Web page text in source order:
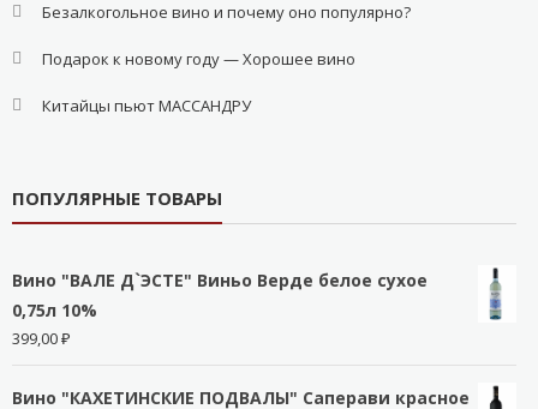
Безалкогольное вино и почему оно популярно?
Подарок к новому году — Хорошее вино
Китайцы пьют МАССАНДРУ
ПОПУЛЯРНЫЕ ТОВАРЫ
Вино "ВАЛЕ Д`ЭСТЕ" Виньо Верде белое сухое
0,75л 10%
399,00₽
Вино "КАХЕТИНСКИЕ ПОДВАЛЫ" Саперави красное